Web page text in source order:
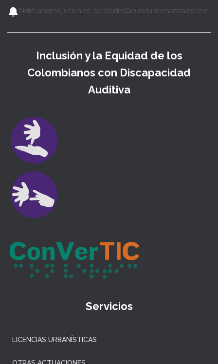
Notificaciones judiciales: solicitudes@curaduria2manizales.com
Inclusión y la Equidad de los
Colombianos con Discapacidad
Auditiva
Servicios
LICENCIAS URBANÍSTICAS